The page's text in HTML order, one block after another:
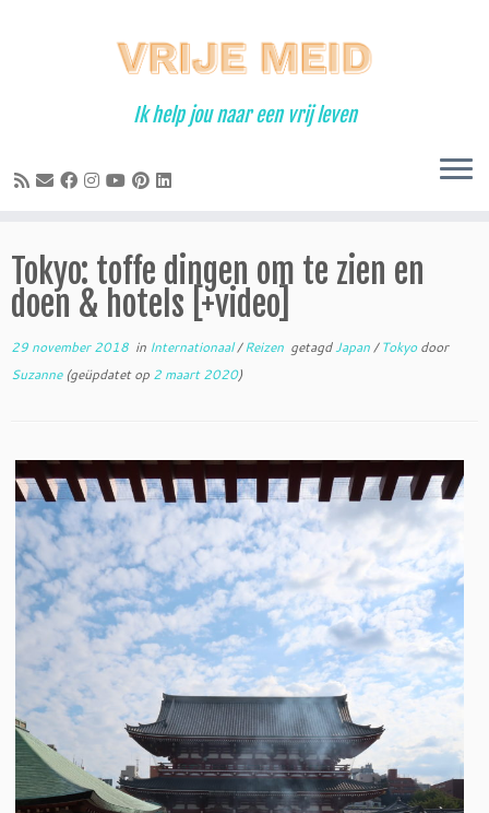
Ik help jou naar een vrij leven
Tokyo: toffe dingen om te zien en
doen & hotels [+video]
29 november 2018 in Internationaal/Reizen getagdJapan/Tokyodoor
Suzanne(geüpdatet op 2 maart 2020)